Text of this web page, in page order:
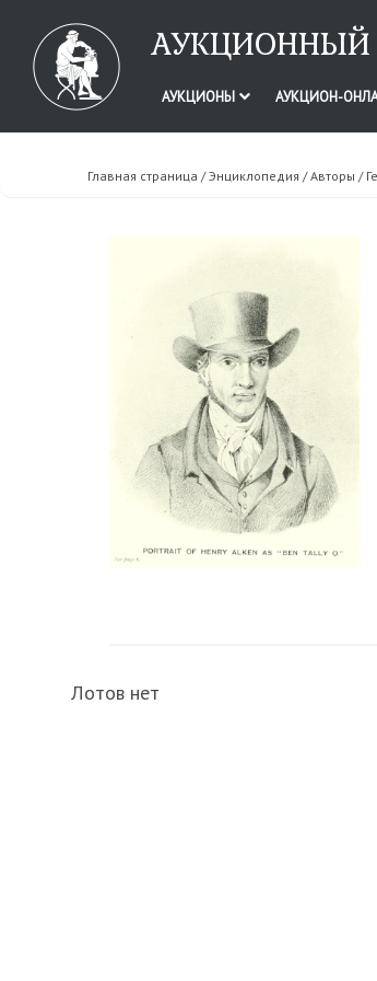
АУКЦИОНЫ АУКЦИОН-
Главная страница /Энциклопедия /Авторы /
Лотов нет